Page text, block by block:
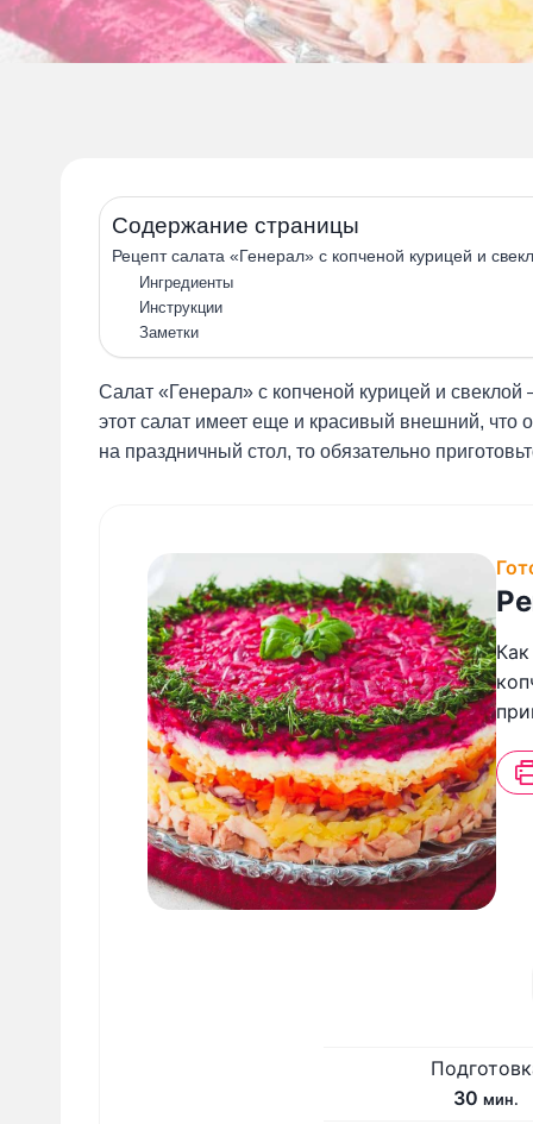
Содержание страницы
Рецепт салата «Генерал» с копченой курицей и
Ингредиенты
Инструкции
Заметки
Салат «Генерал» с копченой курицей и
этот салат имеет еще и красивый внешний, что
на праздничный стол, то обязательно
30 м
мин.